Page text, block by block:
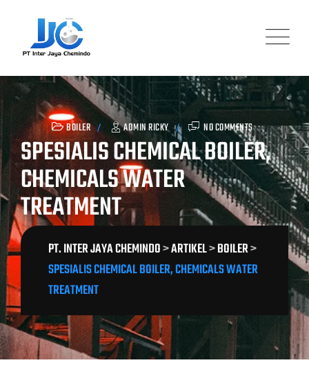
content
BOILER ADMIN RICKY NO COMMENTS
SPESIALIS CHEMICAL BOILER,
CHEMICALS WATER
TREATMENT
PT. INTER JAYA CHEMINDO>ARTIKEL>BOILER>
SPESIALIS CHEMICAL BOILER, CHEMICALS WATER
TREATMENT